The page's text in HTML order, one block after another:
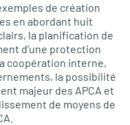
de création
en abordant huit
la planification de
d’une protection
coopération interne,
la possibilité
majeur des APCA et
de moyens de